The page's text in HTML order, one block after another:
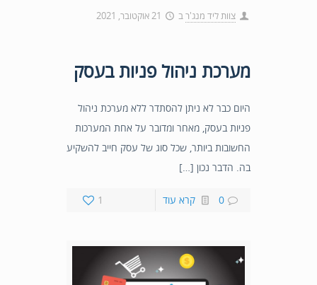
צוות ליד מנג'רב 21 אוקטובר, 2021
מערכת ניהול פניות בעסק
היום כבר לא ניתן להסתדר ללא מערכת ניהול
פניות בעסק, מאחר ומדובר על אחת המערכות
החשובות ביותר, שכל סוג של עסק חייב להשקיע
בה. הדבר נכון […]
1 0 קרא עוד